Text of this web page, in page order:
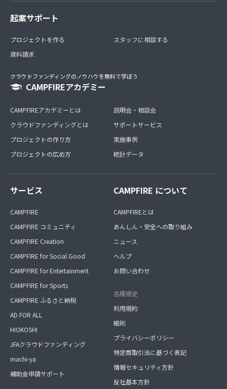
起案サポート
プロジェクトを作る
資料請求
スタッフに相談する
クラウドファンディングのノウハウを無料で学ぼう
CAMPFIREアカデミー
CAMPFIREアカデミーとは
クラウドファンディングとは
プロジェクトの作り方
プロジェクトの広め方
説明会・相談会
サポートサービス
実施事例
統計データ
サービス
CAMPFIRE
CAMPFIRE コミュニティ
CAMPFIRE Creation
CAMPFIRE for Social Good
CAMPFIRE for Entertainment
CAMPFIRE for Sports
CAMPFIRE ふるさと納税
AD FOR ALL
HIOKOSHI
JFAクラウドファンディング
machi-ya
補助金申請サポート
CAMPFIRE について
CAMPFIREとは
あんしん・安全への取り組み
ニュース
ヘルプ
お問い合わせ
各種規定
利用規約
細則
プライバシーポリシー
特定商取引法に基づく表記
情報セキュリティ方針
反社基本方針